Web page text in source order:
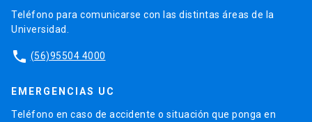
Teléfono para comunicarse con las distintas áreas de la
Universidad.
phone (56)95504 4000
EMERGENCIAS UC
Teléfono en caso de accidente o situación que ponga en